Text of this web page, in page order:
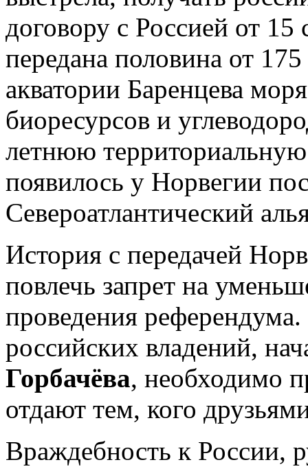
договору с Россией от
передана половина от
акватории Баренцева
биоресурсов и
летнюю
появилось у Норвегии
Североатлантический
История с передачей
повлечь запрет на
проведения
российских владений,
Горбачёва, необходимо
отдают тем, кого
Враждебность к России,